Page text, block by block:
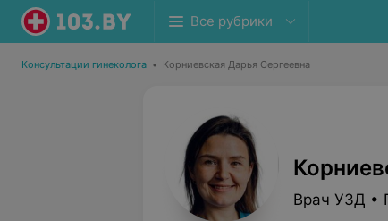
Все рубрики
Консультации гинеколога • Корниевская Дарья Сергеевна
Врач УЗД •